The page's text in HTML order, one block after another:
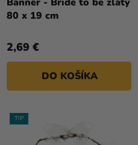
T
O
80 x 19 cm
2,69 €
DO KOŠÍKA
TIP